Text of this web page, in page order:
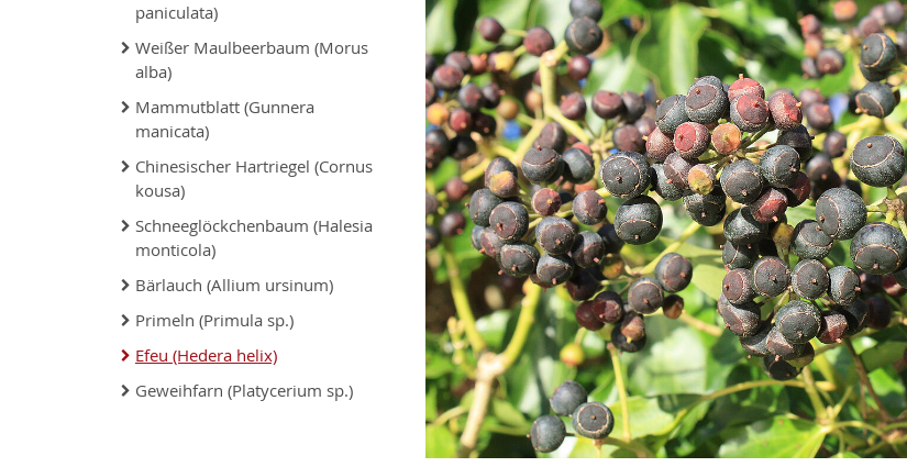
paniculata)
Weißer Maulbeerbaum (Morus
alba)
Mammutblatt (Gunnera
manicata)
Chinesischer Hartriegel (Cornus
kousa)
Schneeglöckchenbaum (Halesia
monticola)
Bärlauch (Allium ursinum)
Primeln (Primula sp.)
Efeu (Hedera helix)
Geweihfarn (Platycerium sp.)